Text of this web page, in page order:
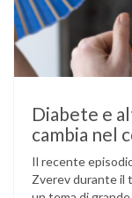
Diabete e
cambia nel
Il recente
Zverev durante il